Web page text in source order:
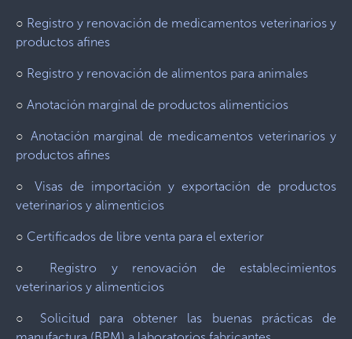
○ Registro y renovación de medicamentos veterinarios y
productos afines
○ Registro y renovación de alimentos para animales
○ Anotación marginal de productos alimenticios
○ Anotación marginal de medicamentos veterinarios y
productos afines
○
Visas de importación y exportación de productos
veterinarios y alimenticios
○ Certificados de libre venta para el exterior
○ Registro y renovación de establecimientos
veterinarios y alimenticios
○
Solicitud para obtener las buenas prácticas de